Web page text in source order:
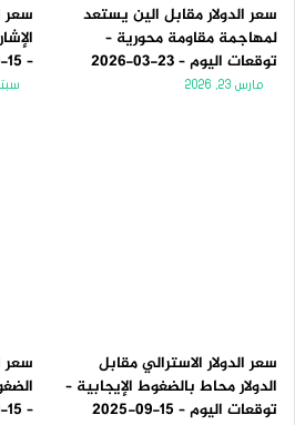
سعر الدولار مقابل الين يستعد
لمهاجمة مقاومة محورية –
توقعات اليوم – 23-03-2026
مارس 23, 2026
سعر
– 15-09-2025
سبتمبر
سعر الدولار الاسترالي مقابل
الدولار محاط بالضغوط الإيجابية –
توقعات اليوم – 15-09-2025
سعر
– 15-09-2025